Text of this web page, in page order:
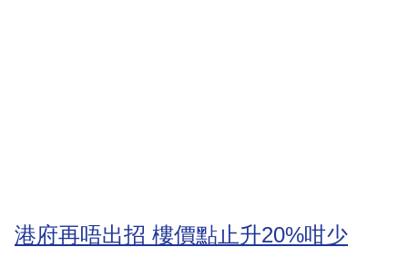
港府再唔出招 樓價點止升20%咁少